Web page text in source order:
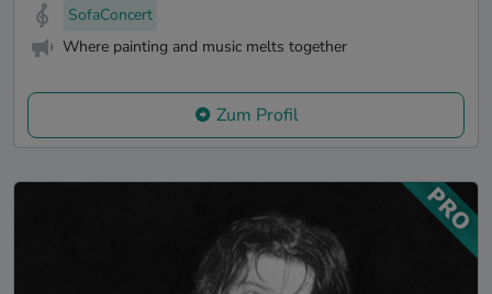
SofaConcert
Where painting and music melts together
Zum Profil